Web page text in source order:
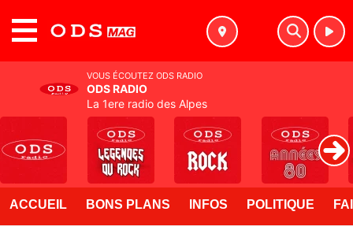
ACCUEIL BONS PLANS INFOS POLITIQUE
VOUS ÉCOUTEZ ODS RADIO
ODS RADIO
La 1ere radio des Alpes